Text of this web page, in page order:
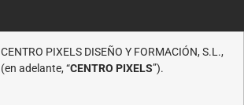
CENTRO PIXELS DISEÑO Y FORMACIÓN, S.L.,
(en adelante, “CENTRO PIXELS”).